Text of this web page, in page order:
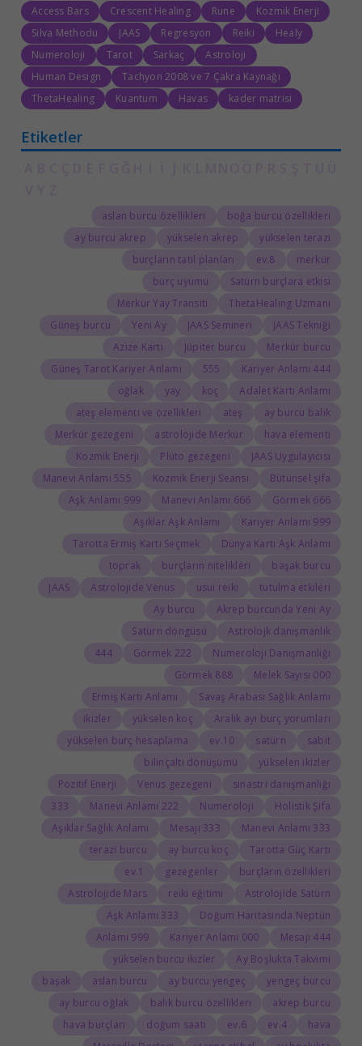
Access Bars Crescent Healing Rune
Kozmik Enerji
Silva Methodu
JAAS Regresyon Reiki
Healy
Numeroloji
Tarot Sarkaç
Astroloji
Human Design
Tachyon 2008 ve 7 Çakra Kaynağı
ThetaHealing
Kuantum Havas kader matrisi
Etiketler
boğa burcu özellikleri
aslan burcu özellikleri
yükselen terazi
yükselen akrep
ay burcu akrep
merkür
8.ev
burçların tatil planları
Satürn burçlara etkisi
burç uyumu
ThetaHealing Uzmanı
Merkür Yay Transiti
JAAS Tekniği
JAAS Semineri
Yeni Ay
Güneş burcu
Merkür burcu
Jüpiter burcu
Azize Kartı
444 Kariyer Anlamı
555
Güneş Tarot Kariyer Anlamı
Adalet Kartı Anlamı
koç
yay
oğlak
ay burcu balık
ateş
ateş elementi ve özellikleri
hava elementi
astrolojide Merkür
Merkür gezegeni
JAAS Uygulayıcısı
Plüto gezegeni
Kozmik Enerji
Bütünsel şifa
Kozmik Enerji Seansı
555 Manevi Anlamı
666 Görmek
666 Manevi Anlamı
999 Aşk Anlamı
999 Kariyer Anlamı
Aşıklar Aşk Anlamı
Dünya Kartı Aşk Anlamı
Tarotta Ermiş Kartı Seçmek
başak burcu
burçların nitelikleri
toprak
tutulma etkileri
usui reiki
Astrolojide Venüs
JAAS
Akrep burcunda Yeni Ay
Ay burcu
Astrolojk danışmanlık
Satürn döngüsü
Numeroloji Danışmanlığı
222 Görmek
444
000 Melek Sayısı
888 Görmek
Savaş Arabası Sağlık Anlamı
Ermiş Kartı Anlamı
Aralık ayı burç yorumları
yükselen koç
ikizler
sabit
satürn
10.ev
yükselen burç hesaplama
yükselen ikizler
bilinçaltı dönüşümü
sinastri danışmanlığı
Venüs gezegeni
Pozitif Enerji
Holistik Şifa
Numeroloji
222 Manevi Anlamı
333
333 Manevi Anlamı
333 Mesajı
Aşıklar Sağlık Anlamı
Tarotta Güç Kartı
ay burcu koç
terazi burcu
burçların özellikleri
gezegenler
1.ev
Astrolojide Satürn
reiki eğitimi
Astrolojide Mars
Doğum Haritasında Neptün
333 Aşk Anlamı
444 Mesajı
000 Kariyer Anlamı
999 Anlamı
Ay Boşlukta Takvimi
yükselen burcu ikizler
yengeç burcu
ay burcu yengeç
aslan burcu
başak
akrep burcu
balık burcu özellikleri
ay burcu oğlak
hava
4.ev
6.ev
doğum saati
hava burçları